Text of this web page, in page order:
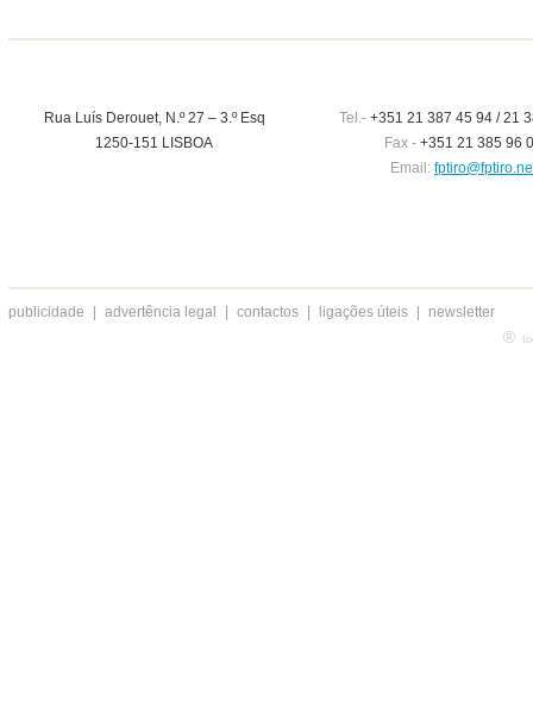
Rua Luís Derouet, N.º 27 – 3.º Esq
1250-151 LISBOA
Tel.-+351 21 387 45 94 / 21
Fax - +351 21 385 96
Email:
publicidade advertência legal contactos ligações úteis newsletter
®